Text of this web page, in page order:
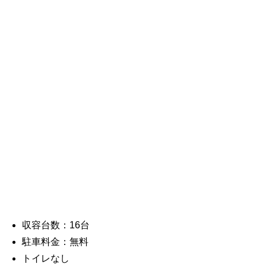
収容台数：16台
駐車料金：無料
トイレなし